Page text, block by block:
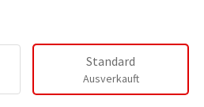
Standard
Ausverkauft